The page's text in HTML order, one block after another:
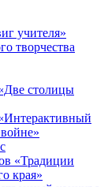
учителя»
творчества
столицы
«Традиции
края»